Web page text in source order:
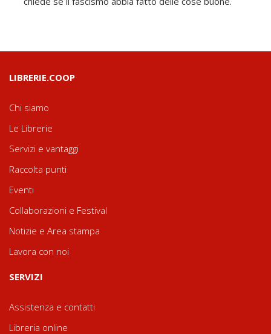
LIBRERIE.COOP
Chi siamo
Le Librerie
Servizi e vantaggi
Raccolta punti
Eventi
Collaborazioni e Festival
Notizie e Area stampa
Lavora con noi
SERVIZI
Assistenza e contatti
Libreria online